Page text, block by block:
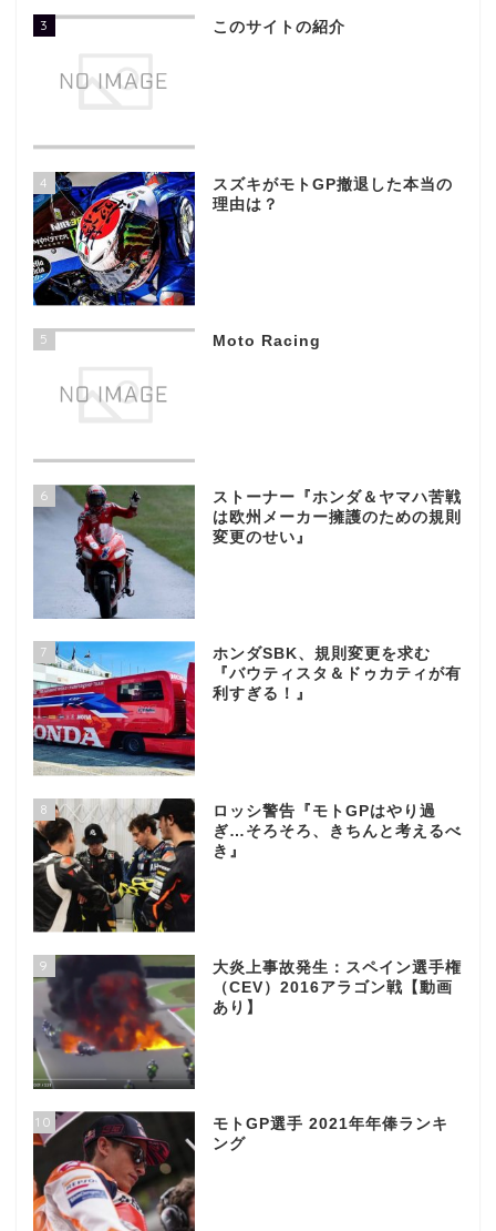
3 このサイトの紹介
4
スズキがモトGP撤退した本当の
理由は？
5 Moto Racing
6
ストーナー『ホンダ＆ヤマハ苦戦
は欧州メーカー擁護のための規則
変更のせい』
7
ホンダSBK、規則変更を求む
『バウティスタ＆ドゥカティが有
利すぎる！』
8
ロッシ警告『モトGPはやり過
ぎ…そろそろ、きちんと考えるべ
き』
9
大炎上事故発生：スペイン選手権
（CEV）2016アラゴン戦【動画
あり】
10
モトGP選手 2021年年俸ランキ
ング